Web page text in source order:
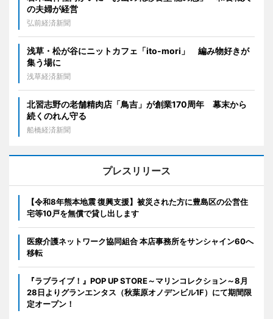
の夫婦が経営
弘前経済新聞
浅草・松が谷にニットカフェ「ito-mori」 編み物好きが
集う場に
浅草経済新聞
北習志野の老舗精肉店「鳥吉」が創業170周年 幕末から
続くのれん守る
船橋経済新聞
プレスリリース
【令和8年熊本地震 復興支援】被災された方に豊島区の公営住
宅等10戸を無償で貸し出します
医療介護ネットワーク協同組合 本店事務所をサンシャイン60へ
移転
『ラブライブ！』POP UP STORE～マリンコレクション～8月
28日よりグランエンタス（秋葉原オノデンビル1F）にて期間限
定オープン！